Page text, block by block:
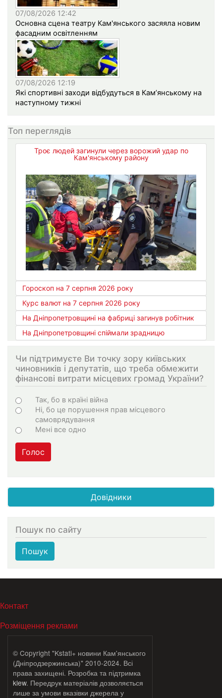
07/08/2026 12:42
Основна сцена театру Кам'янського засяяла новим
фасадним освітленням
07/08/2026 12:19
Які спортивні заходи відбудуться в Кам’янському на
наступному тижні
Топ переглядів
Троє людей загинули через ворожий удар по
Кам'янському району
Гороскоп на 7 серпня 2026 року
Курс валют на 7 серпня 2026 року
На Дніпропетровщині на фабриці загинув робітник
На Дніпропетровщині спіймали зрадницю
Чи підтримуєте Ви точку зору київських
чиновників і депутатів, що треба обмежити
фінансові витрати місцевих громад України?
Варіанти
Так, бо в країні війна
Ні, бо це порушення прав місцевого
самоврядування
Мені все одно
Голос
Довідники
Пошук по сайту
Пошук
МЕНЮ В ПОДВАЛЕ
Контакт
Розміщення реклами
© Copyright "Kstati+ новини Кам'янського
(Дніпродзержинська)" 2010-2024. Всі
права захищені. Розробка та підтримка
klew. Передрук матеріалів дозволяється
лише за умови вказівки джерела у